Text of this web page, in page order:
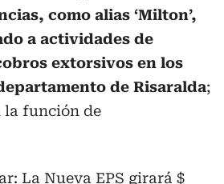
como alias ‘Milton’,
a actividades de
extorsivos en los
de Risaralda;
la función de
La Nueva EPS girará $